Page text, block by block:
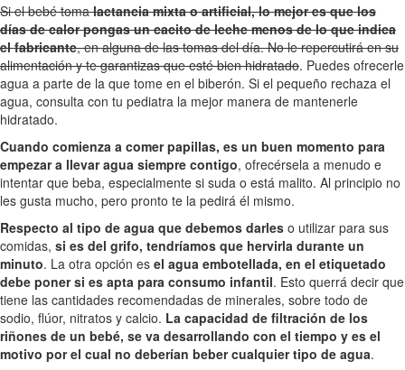
Si el bebé tomalactancia mixta o artificial, lo mejor es que los
días de calor pongas un cacito de leche menos de lo que indica
el fabricante, en alguna de las tomas del día. No le repercutirá en su
alimentación y te garantizas que esté bien hidratado. Puedes ofrecerle
agua a parte de la que tome en el biberón. Si el pequeño rechaza el
agua, consulta con tu pediatra la mejor manera de mantenerle
hidratado.
Cuando comienza a comer papillas, es un buen momento para
empezar a llevar agua siempre contigo, ofrecérsela a menudo e
intentar que beba, especialmente si suda o está malito. Al principio no
les gusta mucho, pero pronto te la pedirá él mismo.
Respecto al tipo de agua que debemos darles o utilizar para sus
comidas, si es del grifo, tendríamos que hervirla durante un
minuto. La otra opción es el agua embotellada, en el etiquetado
debe poner si es apta para consumo infantil. Esto querrá decir que
tiene las cantidades recomendadas de minerales, sobre todo de
sodio, flúor, nitratos y calcio. La capacidad de filtración de los
riñones de un bebé, se va desarrollando con el tiempo y es el
motivo por el cual no deberían beber cualquier tipo de agua.